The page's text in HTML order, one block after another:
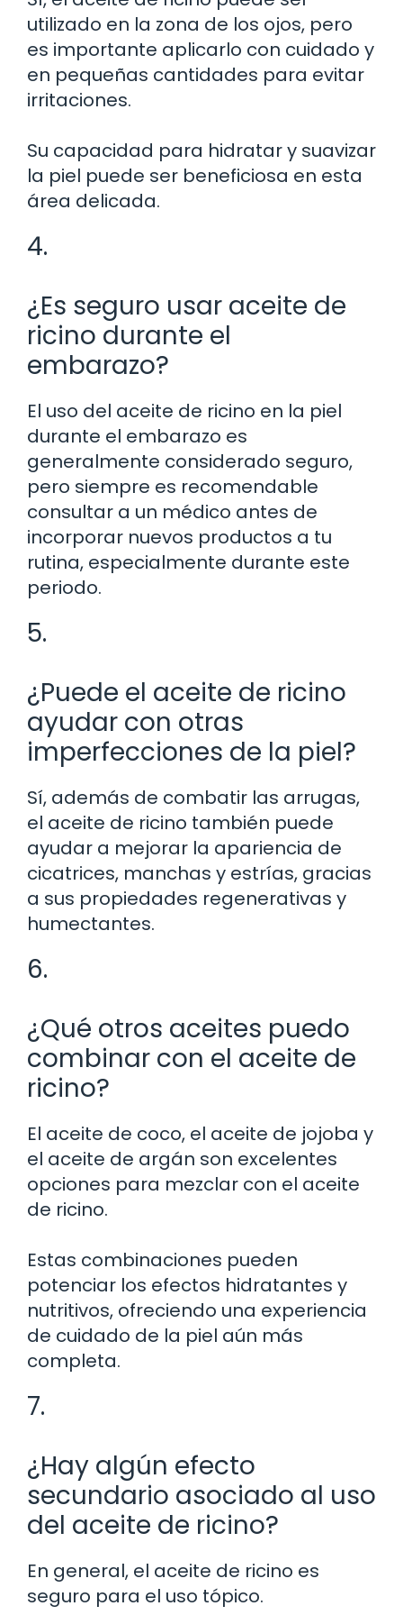
utilizado en la zona de los ojos, pero
es importante aplicarlo con cuidado y
en pequeñas cantidades para evitar
irritaciones.
Su capacidad para hidratar y suavizar
la piel puede ser beneficiosa en esta
área delicada.
4.
¿Es seguro usar aceite de
ricino durante el
embarazo?
El uso del aceite de ricino en la piel
durante el embarazo es
generalmente considerado seguro,
pero siempre es recomendable
consultar a un médico antes de
incorporar nuevos productos a tu
rutina, especialmente durante este
periodo.
5.
¿Puede el aceite de ricino
ayudar con otras
imperfecciones de la piel?
Sí, además de combatir las arrugas,
el aceite de ricino también puede
ayudar a mejorar la apariencia de
cicatrices, manchas y estrías, gracias
a sus propiedades regenerativas y
humectantes.
6.
¿Qué otros aceites puedo
combinar con el aceite de
ricino?
El aceite de coco, el aceite de jojoba y
el aceite de argán son excelentes
opciones para mezclar con el aceite
de ricino.
Estas combinaciones pueden
potenciar los efectos hidratantes y
nutritivos, ofreciendo una experiencia
de cuidado de la piel aún más
completa.
7.
¿Hay algún efecto
secundario asociado al uso
del aceite de ricino?
En general, el aceite de ricino es
seguro para el uso tópico.